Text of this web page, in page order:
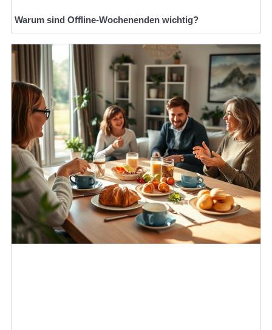
Warum sind Offline-Wochenenden wichtig?